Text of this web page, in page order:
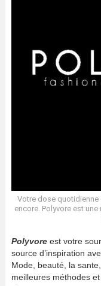
Votre dose
encore. Polyvore est
Polyvore est votre
source d’inspiration
Mode, beauté, la
meilleures méthodes